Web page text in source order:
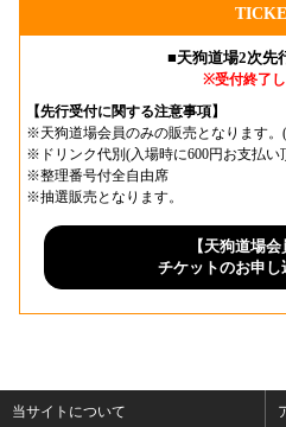
■天狗道場2次先
※受付終了
【先行受付に関する注意事項】
※天狗道場会員のみの販売となります
※ドリンク代別(入場時に600円お支払い
※整理番号付全自由席
※抽選販売となります。
【天狗道場会
チケットのお申し
当サイトについて